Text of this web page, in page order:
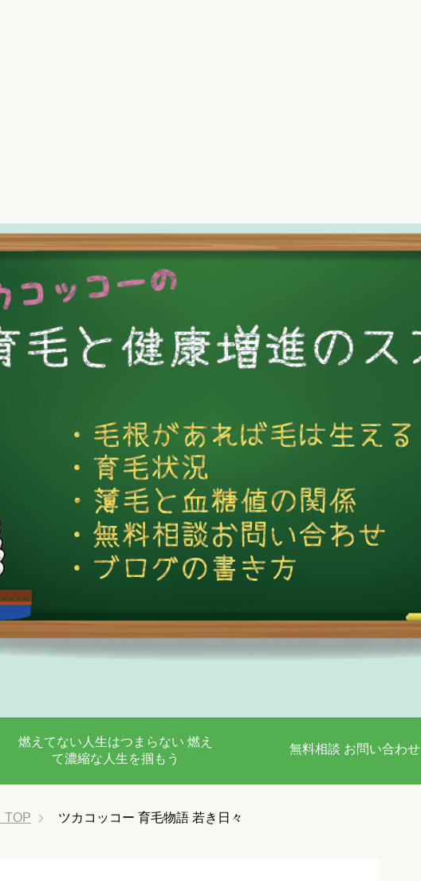
燃えてない人生はつまらない 燃え
て濃縮な人生を掴もう
無料相談 お問い合わせ
TOP ツカコッコー 育毛物語 若き日々